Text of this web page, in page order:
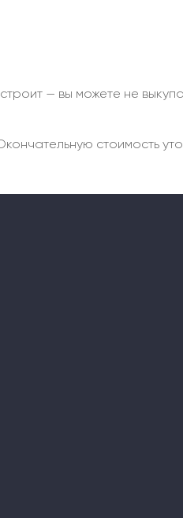
— вы можете не
стоимость